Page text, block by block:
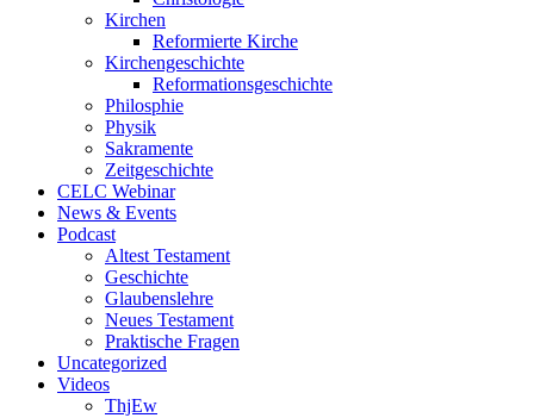
Kirchen
Reformierte Kirche
Kirchengeschichte
Reformationsgeschichte
Philosphie
Physik
Sakramente
Zeitgeschichte
CELC Webinar
News & Events
Podcast
Altest Testament
Geschichte
Glaubenslehre
Neues Testament
Praktische Fragen
Uncategorized
Videos
ThjEw